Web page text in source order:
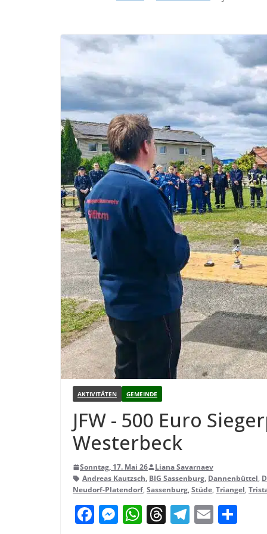
AKTIVITÄTEN GEMEINDE
JFW - 500 Euro
Westerbeck
Sonntag, 17. Mai 26
Liana Savarnaev
Andreas Kautzsch, BIG Sassenburg, Dannenbüttel,
Neudorf-Platendorf, Sassenburg, Stüde, Triangel,
F M W T T E